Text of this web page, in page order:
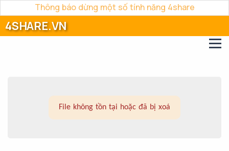
Thông báo dừng một số tính năng 4share
4SHARE.VN
File không tồn tại hoặc đã bị xoá